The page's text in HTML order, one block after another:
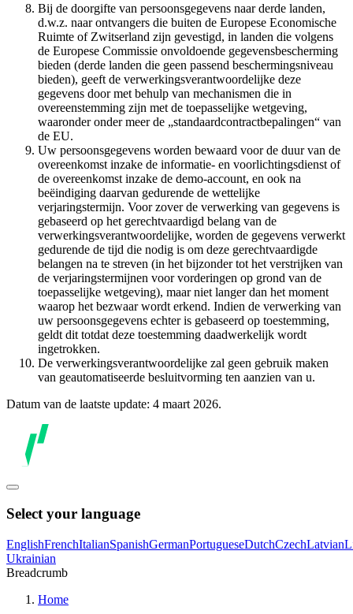
Bij de doorgifte van persoonsgegevens naar derde landen,
d.w.z. naar ontvangers die buiten de Europese Economische
Ruimte of Zwitserland zijn gevestigd, in landen die volgens
de Europese Commissie onvoldoende gegevensbescherming
bieden (derde landen die geen passend beschermingsniveau
bieden), geeft de verwerkingsverantwoordelijke deze
gegevens door met behulp van mechanismen die in
overeenstemming zijn met de toepasselijke wetgeving,
waaronder onder meer de „standaardcontractbepalingen“ van
de EU.
Uw persoonsgegevens worden bewaard voor de duur van de
overeenkomst inzake de informatie- en voorlichtingsdienst of
de overeenkomst inzake de demo-account, en ook na
beëindiging daarvan gedurende de wettelijke
verjaringstermijn. Voor zover de verwerking van gegevens is
gebaseerd op het gerechtvaardigd belang van de
verwerkingsverantwoordelijke, worden de gegevens verwerkt
gedurende de tijd die nodig is om deze gerechtvaardigde
belangen na te streven (in het bijzonder tot het verstrijken van
de verjaringstermijnen voor vorderingen op grond van de
toepasselijke wetgeving), maar niet langer dan het moment
waarop het bezwaar wordt erkend. Indien de verwerking van
uw persoonsgegevens echter is gebaseerd op toestemming,
geldt dit totdat deze toestemming daadwerkelijk wordt
ingetrokken.
De verwerkingsverantwoordelijke zal geen gebruik maken
van geautomatiseerde besluitvorming ten aanzien van u.
Datum van de laatste update: 4 maart 2026.
Select your language
EnglishFrenchItalianSpanishGermanPortugueseDutchCzechLatvian
Ukrainian
Breadcrumb
Home